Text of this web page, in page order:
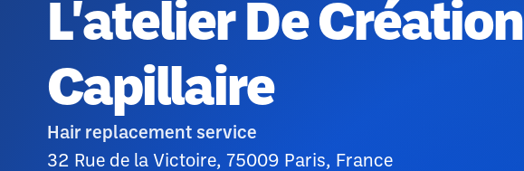
L'atelier De Création
Capillaire
Hair replacement service
32 Rue de la Victoire, 75009 Paris, France